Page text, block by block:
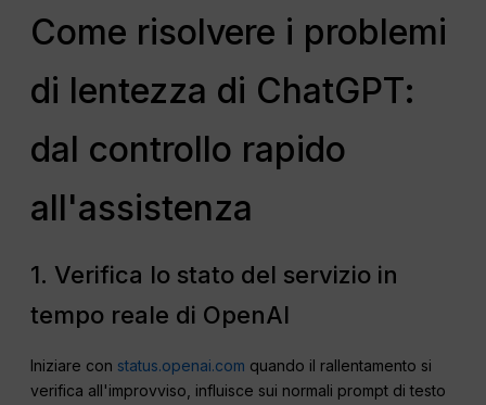
Come risolvere i problemi
di lentezza di ChatGPT:
dal controllo rapido
all'assistenza
1. Verifica lo stato del servizio in
tempo reale di OpenAI
Iniziare con status.openai.com quando il rallentamento si
verifica all'improvviso, influisce sui normali prompt di testo